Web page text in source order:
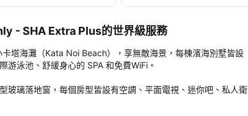
- SHA Extra Plus的世界級服務
塔海灘（Kata Noi Beach），享無敵海景，每棟濱海別墅皆設
游泳池、舒緩身心的 SPA 和免費WiFi。
玻璃落地窗，每個房型皆設有空調、平面電視、迷你吧、私人衛